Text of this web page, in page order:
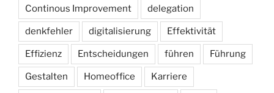
Continous Improvement delegation
denkfehler digitalisierung Effektivität
Effizienz Entscheidungen führen Führung
Gestalten Homeoffice Karriere